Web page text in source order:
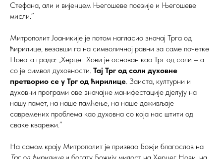
Стефана, али и вијенцем Његошеве поезије и Његошеве
мисли.”
Митрополит Јоаникије је потом нагласио значај Трга од
ћирилице, везавши га на символичној равни за саме почетке
Новога града: „Херцег Хови је основан као Трг од соли – а
со је символ духовности. Тај Трг од соли духовне
претворио се у Трг од ћирилице. Заиста, културни и
духовни програми ове значајне манифестације дјелују на
нашу памет, на наше памћење, на наше доживљаје
савремених проблема као духовна со која нас штити од
сваке кварежи.”
На самом крају Митрополит је призвао Божји благослов на